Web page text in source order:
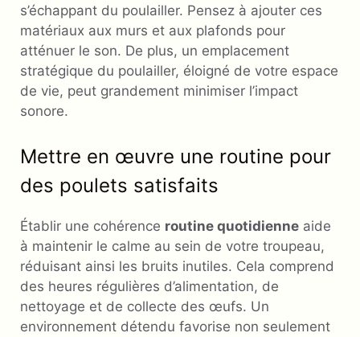
s’échappant du poulailler. Pensez à ajouter ces
matériaux aux murs et aux plafonds pour
atténuer le son. De plus, un emplacement
stratégique du poulailler, éloigné de votre espace
de vie, peut grandement minimiser l’impact
sonore.
Mettre en œuvre une routine pour
des poulets satisfaits
Établir une cohérence routine quotidienne aide
à maintenir le calme au sein de votre troupeau,
réduisant ainsi les bruits inutiles. Cela comprend
des heures régulières d’alimentation, de
nettoyage et de collecte des œufs. Un
environnement détendu favorise non seulement